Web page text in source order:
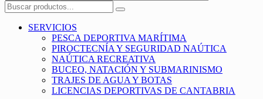
SERVICIOS
PESCA DEPORTIVA MARÍTIMA
PIROCTECNÍA Y SEGURIDAD NAÚTICA
NAÚTICA RECREATIVA
BUCEO, NATACIÓN Y SUBMARINISMO
TRAJES DE AGUA Y BOTAS
LICENCIAS DEPORTIVAS DE CANTABRIA